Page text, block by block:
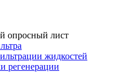
опросный лист
жидкостей
регенерации